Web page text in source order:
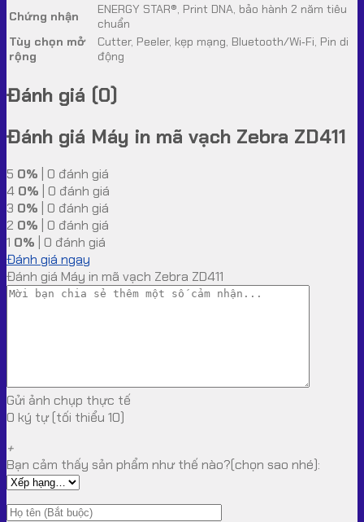
Chứng nhận
ENERGY STAR®, Print DNA, bảo hành 2 năm tiêu
chuẩn
Tùy chọn mở
rộng
Cutter, Peeler, kẹp mạng, Bluetooth/Wi‑Fi, Pin di
động
Đánh giá (0)
Đánh giá Máy in mã vạch Zebra ZD411
5 0% | 0 đánh giá
4 0% | 0 đánh giá
3 0% | 0 đánh giá
2 0% | 0 đánh giá
1 0% | 0 đánh giá
Đánh giá ngay
Đánh giá Máy in mã vạch Zebra ZD411
Gửi ảnh chụp thực tế
0 ký tự (tối thiểu 10)
+
Bạn cảm thấy sản phẩm như thế nào?(chọn sao nhé):